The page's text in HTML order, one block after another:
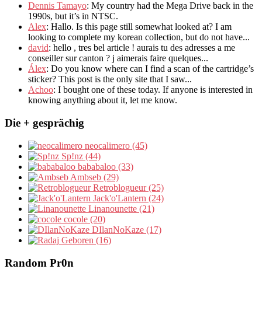
Dennis Tamayo: My country had the Mega Drive back in the
1990s, but it’s in NTSC.
Alex: Hallo. Is this page still somewhat looked at? I am
looking to complete my korean collection, but do not have...
david: hello , tres bel article ! aurais tu des adresses a me
conseiller sur canton ? j aimerais faire quelques...
Álex: Do you know where can I find a scan of the cartridge’s
sticker? This post is the only site that I saw...
Achoo: I bought one of these today. If anyone is interested in
knowing anything about it, let me know.
Die + gesprächig
neocalimero (45)
Sp!nz (44)
bababaloo (33)
Ambseb (29)
Retroblogueur (25)
Jack'o'Lantern (24)
Linanounette (21)
cocole (20)
DIlanNoKaze (17)
Geboren (16)
Random Pr0n